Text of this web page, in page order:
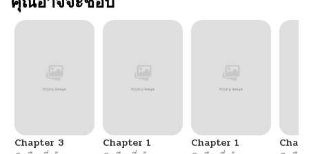
Chapter 3 Chapter 1 Chapter 1